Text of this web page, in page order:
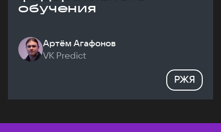
обучения
Артём Агафонов
VK Predict
РЖЯ